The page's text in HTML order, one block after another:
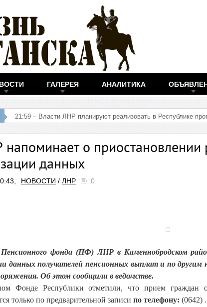
ГАЛЕРЕЯ АНАЛИТИКА
21:59 – Власти ЛНР планируют реализовать в Республике
о приостановлении
данных
НОВОСТИ / ЛНР 0
Пенсионного фонда (ПФ) ЛНР в Каменнобродском
данных получателей пенсионных выплат и по другим
Об этом сообщили в ведомстве.
Фонде Республики отметили, что прием граждан
только по предварительной записи по телефону: (0642) .